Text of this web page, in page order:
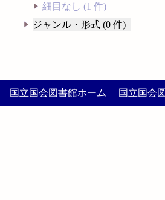
細目なし (1 件)
ジャンル・形式 (0 件)
国立国会図書館ホーム 国立国会